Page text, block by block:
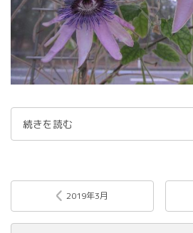
続きを読む
2019年3月